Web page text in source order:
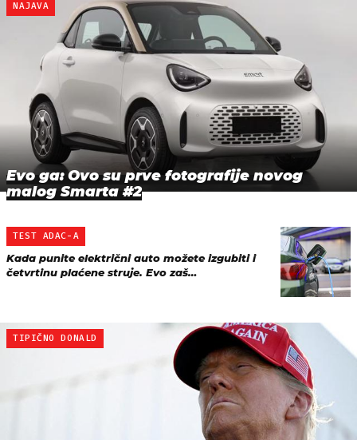
NAJAVA
Evo ga: Ovo su prve fotografije novog
malog Smarta #2
TEST ADAC-A
Kada punite električni auto možete izgubiti i
četvrtinu plaćene struje. Evo zaš…
TIPIČNO DONALD